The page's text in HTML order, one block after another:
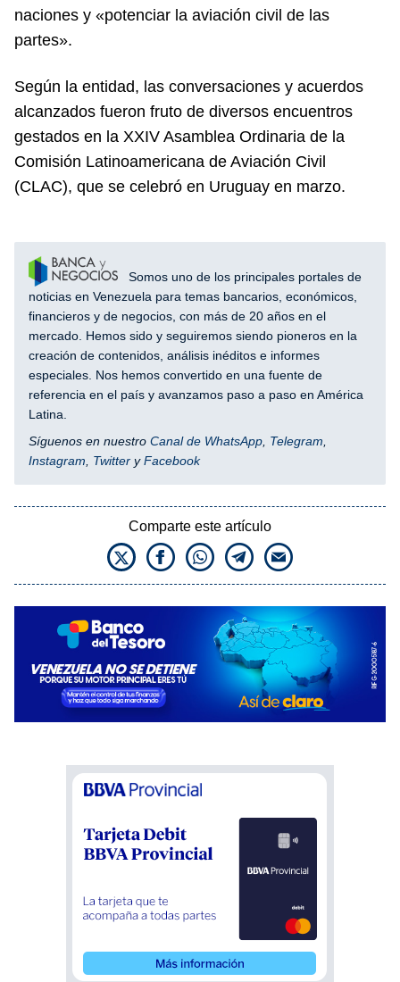
naciones y «potenciar la aviación civil de las
partes».
Según la entidad, las conversaciones y acuerdos
alcanzados fueron fruto de diversos encuentros
gestados en la XXIV Asamblea Ordinaria de la
Comisión Latinoamericana de Aviación Civil
(CLAC), que se celebró en Uruguay en marzo.
Somos uno de los principales portales de
noticias en Venezuela para temas bancarios, económicos,
financieros y de negocios, con más de 20 años en el
mercado. Hemos sido y seguiremos siendo pioneros en la
creación de contenidos, análisis inéditos e informes
especiales. Nos hemos convertido en una fuente de
referencia en el país y avanzamos paso a paso en América
Latina.
Síguenos en nuestro Canal de WhatsApp Telegram
Instagram
Twitter yFacebook
Comparte este artículo